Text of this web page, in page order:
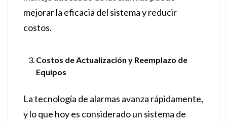
mejorar la eficacia del sistema y reducir
costos.
Costos de Actualización y Reemplazo de
Equipos
La tecnología de alarmas avanza rápidamente,
y lo que hoy es considerado un sistema de